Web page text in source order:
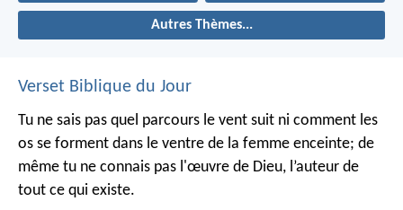
Autres Thèmes...
Verset Biblique du Jour
Tu ne sais pas quel parcours le vent suit ni comment les
os se forment dans le ventre de la femme enceinte; de
même tu ne connais pas l'œuvre de Dieu, l’auteur de
tout ce qui existe.